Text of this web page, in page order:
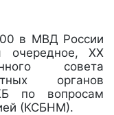
в МВД России
очередное, XX
совета
органов
по вопросам
(КСБНМ).